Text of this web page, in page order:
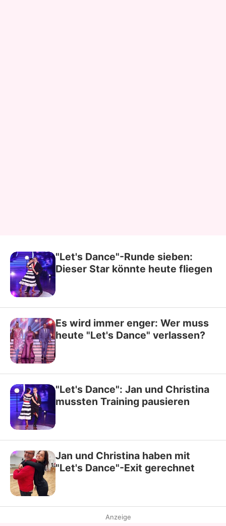
"Let's Dance"-Runde sieben:
Dieser Star könnte heute fliegen
Es wird immer enger: Wer muss
heute "Let's Dance" verlassen?
"Let's Dance": Jan und Christina
mussten Training pausieren
Jan und Christina haben mit
"Let's Dance"-Exit gerechnet
Anzeige